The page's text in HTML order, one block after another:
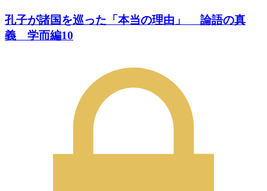
孔子が諸国を巡った「本当の理由」 論語の真
義 学而編10